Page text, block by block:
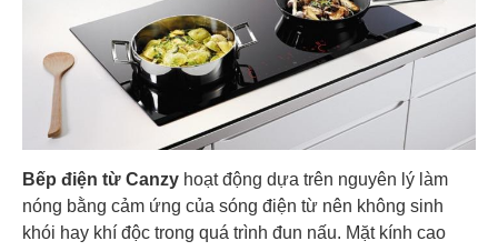
Bếp điện từ Canzy hoạt động dựa trên nguyên lý làm
nóng bằng cảm ứng của sóng điện từ nên không sinh
khói hay khí độc trong quá trình đun nấu. Mặt kính cao